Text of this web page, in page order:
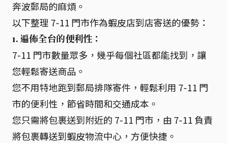
奔波郵局的麻煩。
以下整理 7-11 門市作為蝦皮店到店寄送的優勢：
1. 遍佈全台的便利性：
7-11 門市數量眾多，幾乎每個社區都能找到，讓
您輕鬆寄送商品。
您不用特地跑到郵局排隊寄件，輕鬆利用 7-11 門
市的便利性，節省時間和交通成本。
您只需將包裹送到附近的 7-11 門市，由 7-11 負責
將包裹轉送到蝦皮物流中心，方便快捷。